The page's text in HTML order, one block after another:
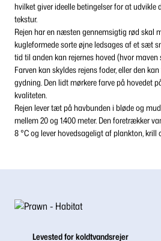
hvilket giver ideelle betingelser for at udvikle
tekstur.
Rejen har en næsten gennemsigtig rød skal
kugleformede sorte øjne ledsages af et sæt
tid til anden kan rejernes hoved (hvor maven
Farven kan skyldes rejens foder, eller den
gydning. Den lidt mørkere farve på hovedet
kvaliteten.
Rejen lever tæt på havbunden i bløde og
mellem 20 og 1.400 meter. Den foretrækker
8 °C og lever hovedsageligt af plankton, krill
Levested for koldtvandsrejer